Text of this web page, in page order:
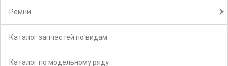
Ремни
Каталог запчастей по видам
Каталог по модельному ряду